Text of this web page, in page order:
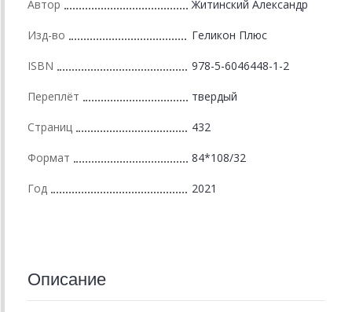
Автор Житинский Александр
Изд-во Геликон Плюс
ISBN 978-5-6046448-1-2
Переплёт твердый
Страниц 432
Формат 84*108/32
Год 2021
Описание